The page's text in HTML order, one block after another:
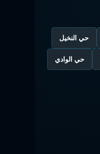
حي النخيل
حي الوادي